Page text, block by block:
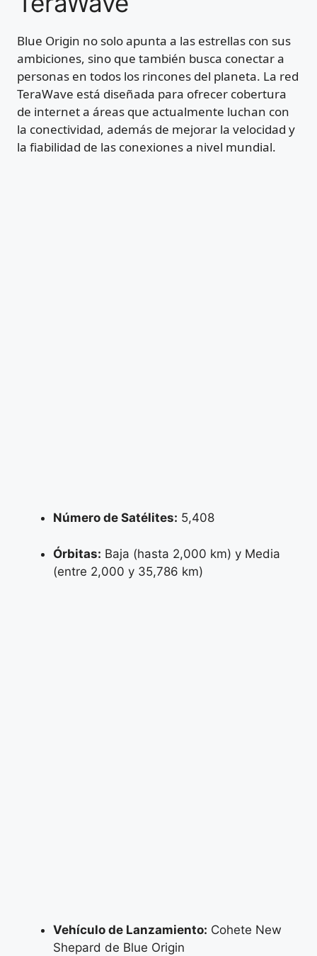
Blue Origin no solo apunta a las estrellas con sus
ambiciones, sino que también busca conectar a
personas en todos los rincones del planeta. La red
TeraWave está diseñada para ofrecer cobertura
de internet a áreas que actualmente luchan con
la conectividad, además de mejorar la velocidad y
la fiabilidad de las conexiones a nivel mundial.
Número de Satélites: 5,408
Órbitas: Baja (hasta 2,000 km) y Media
(entre 2,000 y 35,786 km)
Vehículo de Lanzamiento: Cohete New
Shepard de Blue Origin